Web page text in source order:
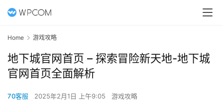
Home 游戏攻略
地下城官网首页 – 探索冒险新天地-地下城
官网首页全面解析
70客服 2025年2月1日 上午9:05 游戏攻略